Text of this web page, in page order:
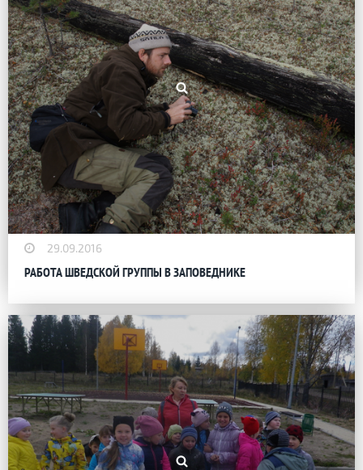
29.09.2016
РАБОТА ШВЕДСКОЙ ГРУППЫ В ЗАПОВЕДНИКЕ